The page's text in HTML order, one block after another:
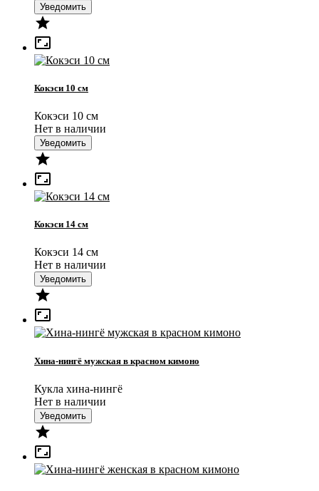
Уведомить


Кокэси 10 см
Кокэси 10 см
Нет в наличии
Уведомить


Кокэси 14 см
Кокэси 14 см
Нет в наличии
Уведомить


Хина-нингё мужская в красном кимоно
Кукла хина-нингё
Нет в наличии
Уведомить

